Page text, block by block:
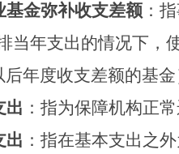
基金弥补收支差额 ：
当年支出的情况下，
年度收支差额的基
出 ：指为保障机构正
出 ：指在基本支出之